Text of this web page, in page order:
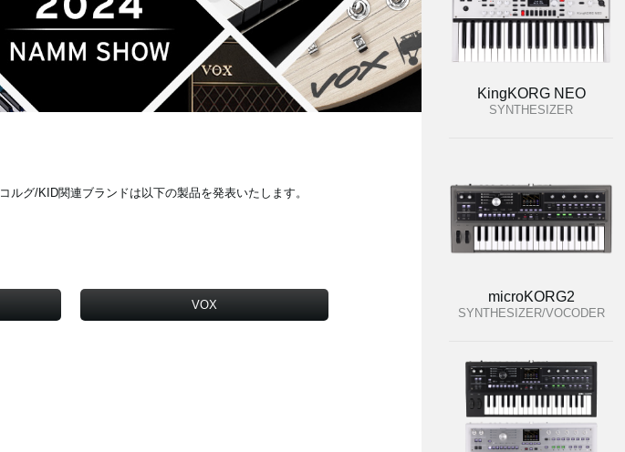
グ/KID関連ブランドは以下の製品を発表いたします。
VOX
KingKORG NEO
SYNTHESIZER
microKORG2
SYNTHESIZER/VOCODER